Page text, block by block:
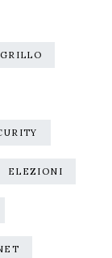
ELEZIONI